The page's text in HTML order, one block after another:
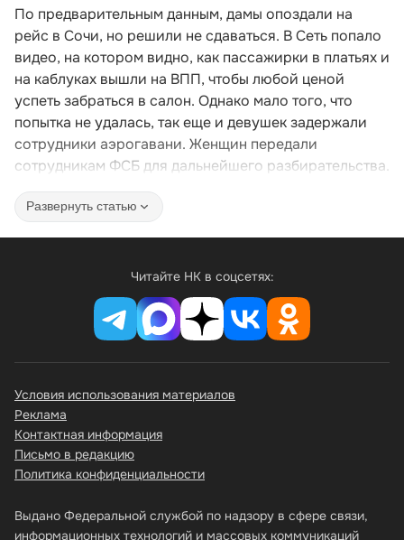
По предварительным данным, дамы опоздали на
рейс в Сочи, но решили не сдаваться. В Сеть попало
видео, на котором видно, как пассажирки в платьях и
на каблуках вышли на ВПП, чтобы любой ценой
успеть забраться в салон. Однако мало того, что
попытка не удалась, так еще и девушек задержали
сотрудники аэрогавани. Женщин передали
сотрудникам ФСБ для дальнейшего разбирательства.
Развернуть статью
Читайте НК в соцсетях:
Выдано Федеральной службой по надзору в сфере связи,
информационных технологий и массовых коммуникаций
Условия использования материалов
Реклама
Контактная информация
Письмо в редакцию
Политика конфиденциальности